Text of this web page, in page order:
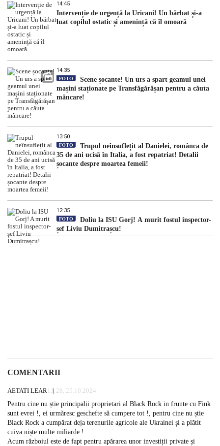
14:45
Intervenție de urgență la Uricani! Un bărbat și-a
luat copilul ostatic și amenință că îl omoară
14:35
FOTO
Scene șocante! Un urs a spart geamul unei
mașini staționate pe Transfăgărășan pentru a căuta
mâncare!
13:50
FOTO
Trupul neînsuflețit al Danielei, românca de
35 de ani ucisă în Italia, a fost repatriat! Detalii
șocante despre moartea femeii!
12:35
FOTO
Doliu la ISU Gorj! A murit fostul inspector-
șef Liviu Dumitrașcu!
COMENTARII
AETATI LEAR13:28, 25.10.2024
Pentru cine nu știe principalii proprietari al Black Rock in frunte cu Fink
sunt evrei !, ei urmăresc geschefte să cumpere tot !, pentru cine nu știe
Black Rock a cumpărat deja terenurile agricole ale Ukrainei și a plătit
cuiva niște multe miliarde !
Acum războiul este de fapt pentru apărarea unor investiții private și